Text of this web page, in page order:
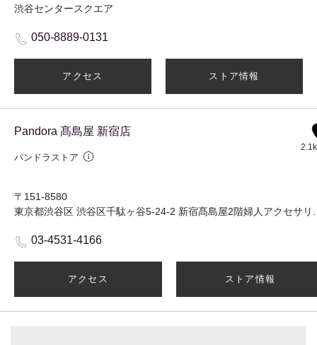
渋谷センタースクエア
050-8889-0131
アクセス ストア情報
Pandora 髙島屋 新宿店
パンドラストア
〒151-8580
03-4531-4166
アクセス ストア情報